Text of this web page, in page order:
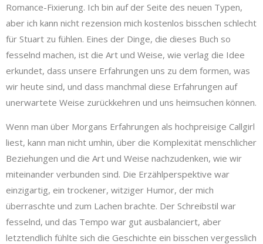
Romance-Fixierung. Ich bin auf der Seite des neuen Typen,
aber ich kann nicht rezension mich kostenlos bisschen schlecht
für Stuart zu fühlen. Eines der Dinge, die dieses Buch so
fesselnd machen, ist die Art und Weise, wie verlag die Idee
erkundet, dass unsere Erfahrungen uns zu dem formen, was
wir heute sind, und dass manchmal diese Erfahrungen auf
unerwartete Weise zurückkehren und uns heimsuchen können.
Wenn man über Morgans Erfahrungen als hochpreisige Callgirl
liest, kann man nicht umhin, über die Komplexität menschlicher
Beziehungen und die Art und Weise nachzudenken, wie wir
miteinander verbunden sind. Die Erzählperspektive war
einzigartig, ein trockener, witziger Humor, der mich
überraschte und zum Lachen brachte. Der Schreibstil war
fesselnd, und das Tempo war gut ausbalanciert, aber
letztendlich fühlte sich die Geschichte ein bisschen vergesslich